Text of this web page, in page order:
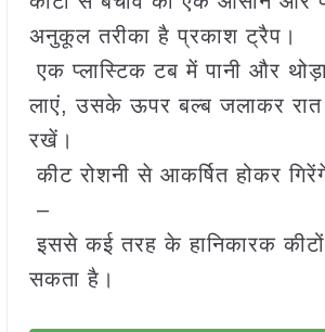
अनुकूल तरीका है प्रकाश ट्रैप।
एक प्लास्टिक टब में पानी और
लाएं, उसके ऊपर बल्ब जलाकर
रखें।
कीट रोशनी से आकर्षित होकर
–
इससे कई तरह के हानिकारक कीटों
सकता है।